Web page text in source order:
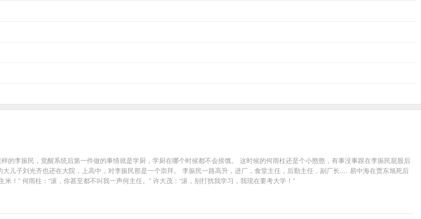
的李振民，觉醒系统后第一件做的事情就是学厨，学厨在哪个时候都不会挨饿。 这时候的何雨柱还是个小憨憨，有事没事跟在李振民屁股后
儿子刘光齐也还在大院，上高中，对李振民那是一个崇拜。 李振民一路高升，进厂，食堂主任，后勤主任，副厂长.... 易中海在贾东旭死后
！” 何雨柱：“滚，你甚至都不叫我一声何主任。” 许大茂：“滚，别打扰我学习，我现在要考大学！”